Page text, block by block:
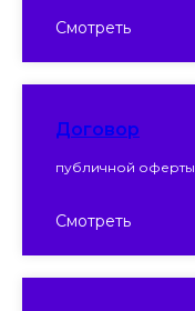
Смотреть
Договор
публичной оферты
Смотреть